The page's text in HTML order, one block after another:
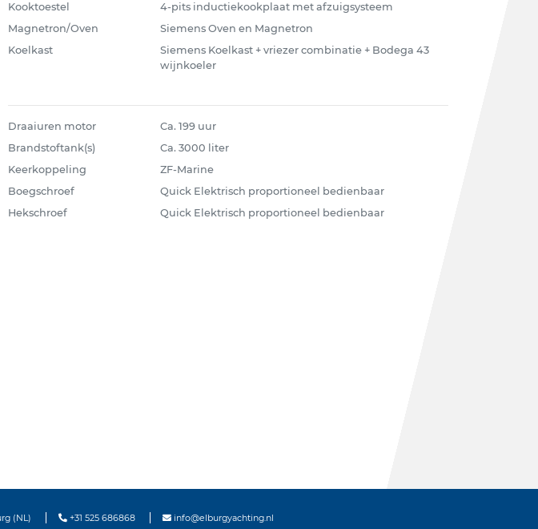
Kooktoestel
4-pits inductiekookplaat met afzuigsysteem
Magnetron/Oven
Siemens Oven en Magnetron
Koelkast
Siemens Koelkast + vriezer combinatie + Bodega 43
wijnkoeler
Draaiuren motor
Ca. 199 uur
Brandstoftank(s)
Ca. 3000 liter
Keerkoppeling
ZF-Marine
Boegschroef
Quick Elektrisch proportioneel bedienbaar
Hekschroef
Quick Elektrisch proportioneel bedienbaar
(NL) +31 525 686868 info@elburgyachting.nl